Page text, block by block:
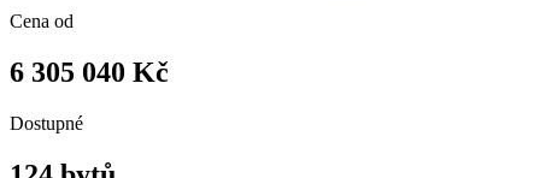
Cena od
6 305 040 Kč
Dostupné